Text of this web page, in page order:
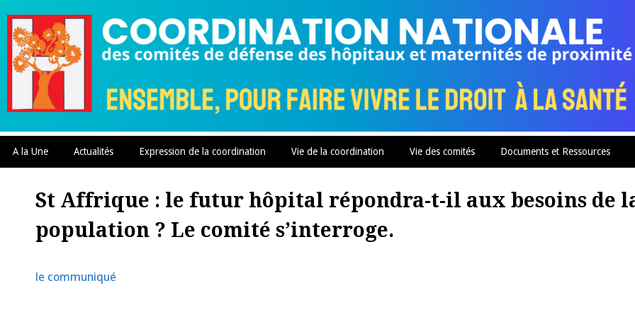
content
A la Une Actualités Expression de la coordination Vie de la coordination Vie des comités Documents et Ressources
St Affrique : le futur hôpital répondra-t-il aux besoins de
population ? Le comité s’interroge.
le communiqué